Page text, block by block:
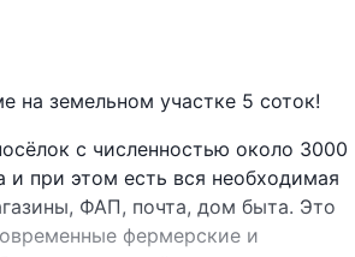
на земельном участке 5 соток!
с численностью около 3000
и при этом есть вся необходимая
ФАП, почта, дом быта. Это
фермерские и